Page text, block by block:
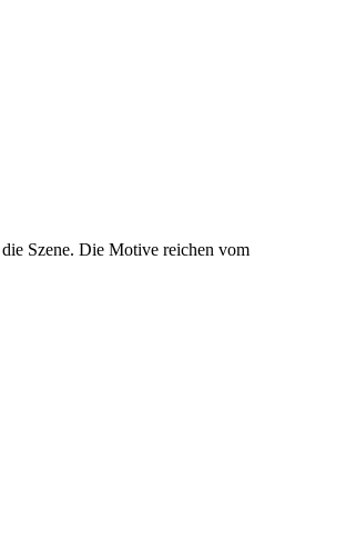
Szene. Die Motive reichen vom